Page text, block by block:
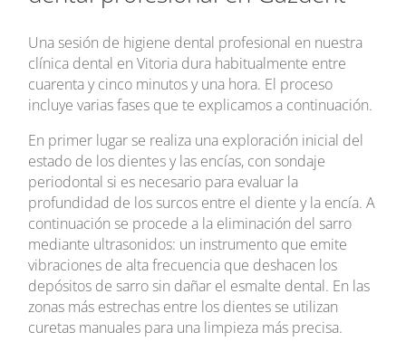
Una sesión de higiene dental profesional en nuestra
clínica dental en Vitoria dura habitualmente entre
cuarenta y cinco minutos y una hora. El proceso
incluye varias fases que te explicamos a continuación.
En primer lugar se realiza una exploración inicial del
estado de los dientes y las encías, con sondaje
periodontal si es necesario para evaluar la
profundidad de los surcos entre el diente y la encía. A
continuación se procede a la eliminación del sarro
mediante ultrasonidos: un instrumento que emite
vibraciones de alta frecuencia que deshacen los
depósitos de sarro sin dañar el esmalte dental. En las
zonas más estrechas entre los dientes se utilizan
curetas manuales para una limpieza más precisa.